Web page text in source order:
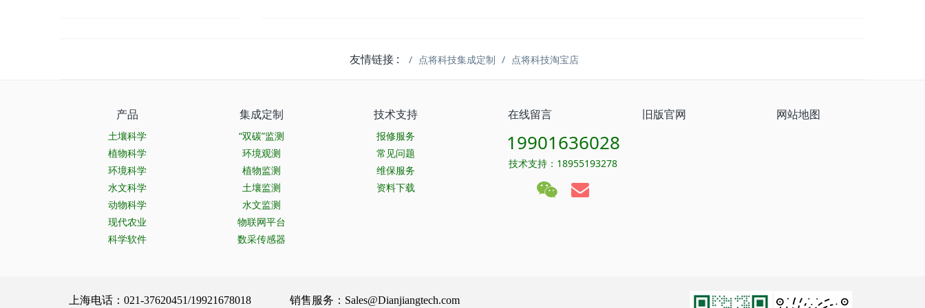
友情链接 : 点将科技集成定制 点将科技淘宝店
产品
土壤科学
植物科学
环境科学
水文科学
动物科学
现代农业
科学软件
集成定制
“双碳”监测
环境观测
植物监测
土壤监测
水文监测
物联网平台
数采传感器
技术支持
报修服务
常见问题
维保服务
资料下载
在线留言 旧版官网 网站地图
19901636028
技术支持：18955193278
上海电话：021-37620451/19921678018 销售服务：Sales@Dianjiangtech.com